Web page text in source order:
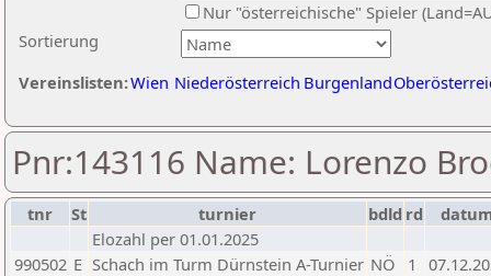
Sortierung
Nur "österreichische" Spieler
Vereinslisten:Wien Niederösterreich Burgenland
Pnr:143116 Name: Lorenzo
tnr St turnier bdld rd
Elozahl per 01.01.2025
990502 E Schach im Turm Dürnstein A-Turnier NÖ 1